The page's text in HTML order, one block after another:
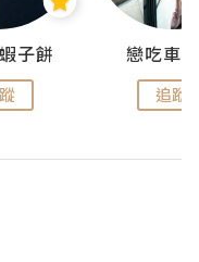
子餅 戀吃車
追蹤